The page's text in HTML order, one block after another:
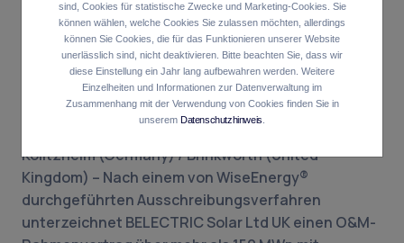
sind, Cookies für statistische Zwecke und Marketing-Cookies. Sie
können wählen, welche Cookies Sie zulassen möchten, allerdings
können Sie Cookies, die für das Funktionieren unserer Website
unerlässlich sind, nicht deaktivieren. Bitte beachten Sie, dass wir
diese Einstellung ein Jahr lang aufbewahren werden. Weitere
Einzelheiten und Informationen zur Datenverwaltung im
Zusammenhang mit der Verwendung von Cookies finden Sie in
unseremDatenschutzhinweis
BELECTRIC unterzeichnet mit
NextEnergy Solar Fund O&M-
Vertrag über rund 150 Megawatt im
Vereinigten Königreich
Kolitzheim (Germany) / Brinkworth (United
Kingdom) – Nach einem von WiseEnergy®
durchgeführten Ausschreibungsverfahren
unterzeichnet BELECTRIC Solar Ltd UK einen O&M-